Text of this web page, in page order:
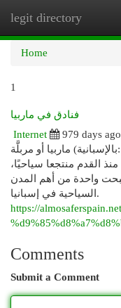
legit directory
Home
1
فنادق في ماربيا
Internet
979 days ago
ماربيا أو مربلَّة (بالإسبانية: Marbella)‏ مدينة ساحلية في مقاطعة
القدم منتجعا سياحيًا،
واحدة من أهم المدن
السياحية في إسبانيا.
https://
Comments
Submit a Comment